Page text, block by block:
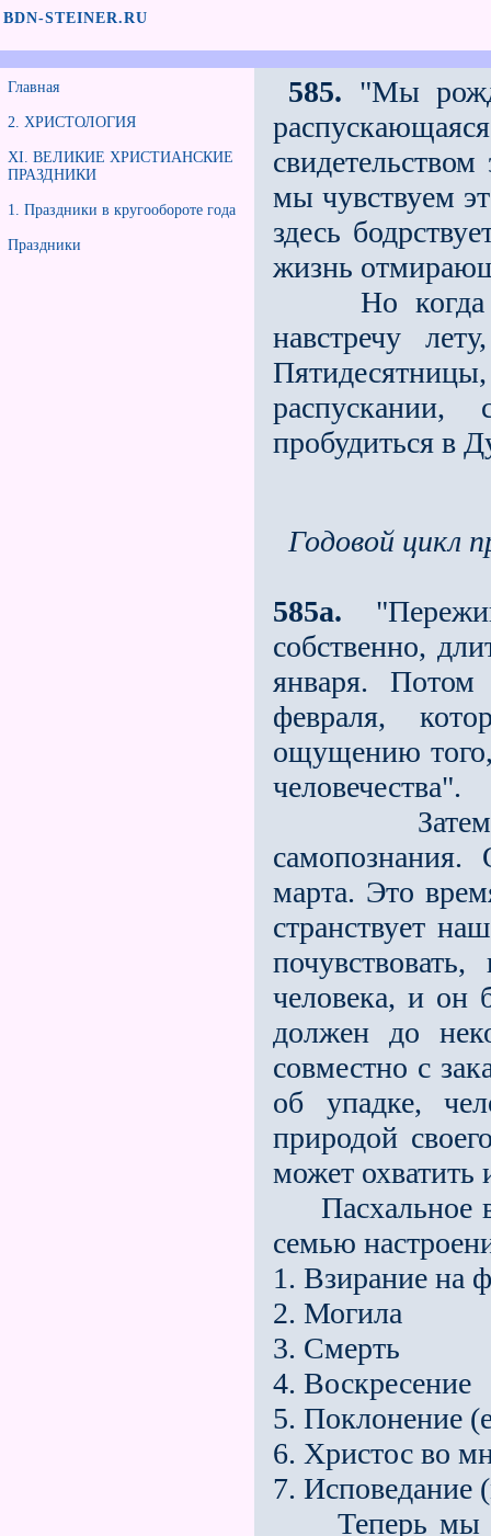
BDN-STEINER.RU
Главная
2. ХРИСТОЛОГИЯ
XI. ВЕЛИКИЕ ХРИСТИАНСКИЕ
ПРАЗДНИКИ
1. Праздники в кругообороте года
Праздники
585. "Мы
мы чувствуем
здесь
жизнь
Но когда
навстречу
пробудиться в
Годовой цикл
585a.
собственно,
января.
февраля,
ощущению того,
человечества".
Затем
марта. Это
странствует
человека, и он
должен до
совместно с
об упадке,
природой
может охватить
Пасхальное
семью
1. Взирание на
2. Могила
3. Смерть
4. Воскресение
5. Поклонение
6. Христос во
7. Исповедание
Теперь мы